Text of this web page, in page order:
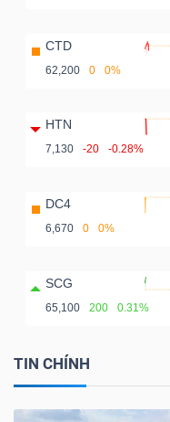
CTD
62,200 0 0%
HTN
7,130 -20 -0.28%
DC4
6,670 0 0%
SCG
65,100 200 0.31%
TIN CHÍNH